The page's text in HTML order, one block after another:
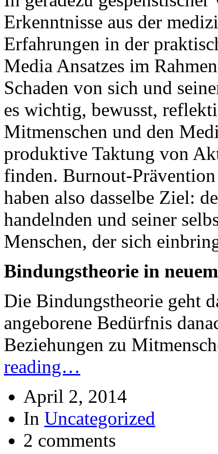
Erkenntnisse aus der
Erfahrungen in der
Media Ansatzes im
Schaden von sich und
es wichtig, bewusst,
Mitmenschen und den
produktive Taktung von
finden. Burnout-
haben also dasselbe Ziel:
handelnden und seiner
Menschen, der sich
Bindungstheorie in
Die Bindungstheorie geht
angeborene Bedürfnis
Beziehungen zu
reading…
April 2, 2014
In Uncategorized
2 comments